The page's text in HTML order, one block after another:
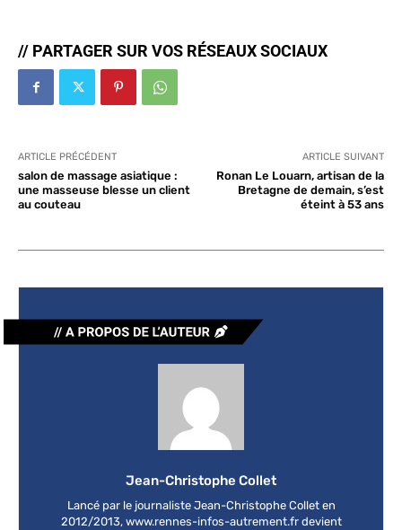
// PARTAGER SUR VOS RÉSEAUX SOCIAUX
ARTICLE PRÉCÉDENT
salon de massage asiatique :
une masseuse blesse un client
au couteau
ARTICLE SUIVANT
Ronan Le Louarn, artisan de la
Bretagne de demain, s’est
éteint à 53 ans
Jean-Christophe Collet
Lancé par le journaliste Jean-Christophe Collet en
2012/2013, www.rennes-infos-autrement.fr devient